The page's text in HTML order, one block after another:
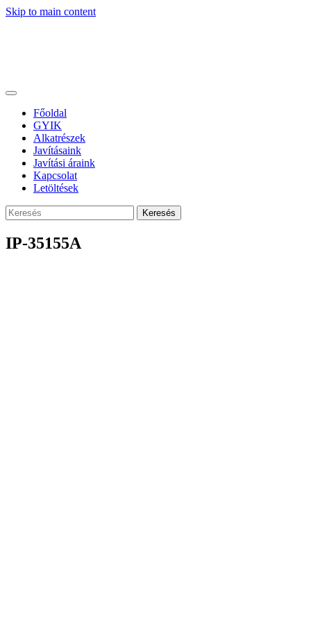
Skip to main content
Főoldal
GYIK
Alkatrészek
Javításaink
Javítási áraink
Kapcsolat
Letöltések
Keresés
IP-35155A